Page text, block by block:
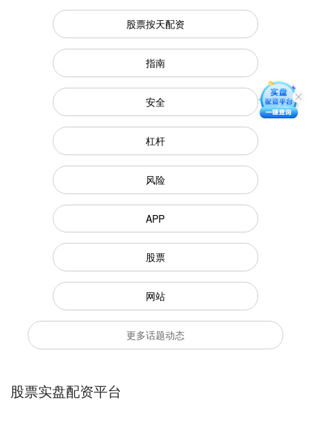
股票按天配资
指南
安全
杠杆
风险
APP
股票
网站
更多话题动态
股票实盘配资平台